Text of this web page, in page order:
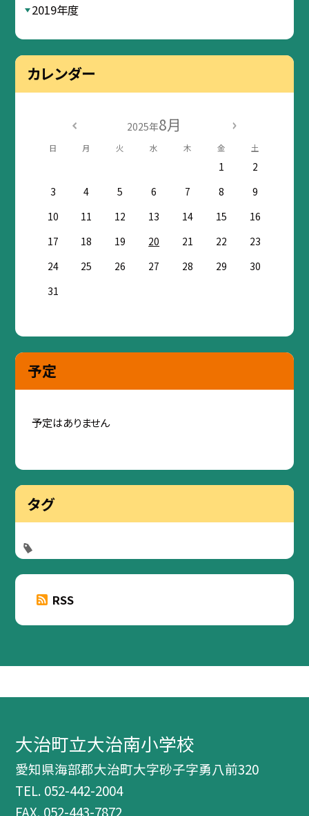
2019年度
カレンダー
2025年8月
日 月 火 水 木 金 土
1
2
3
4 5 6 7 8
9
10
11 12 13 14 15
16
17
18 19 20 21 22
23
24
25 26 27 28 29
30
31
予定
予定はありません
タグ
RSS
大治町立大治南小学校
愛知県海部郡大治町大字砂子字勇八前320
TEL. 052-442-2004
FAX. 052-443-7872